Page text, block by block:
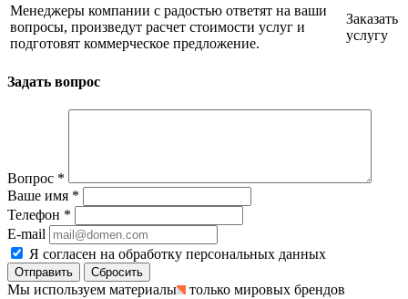
Менеджеры компании с радостью ответят на ваши
вопросы, произведут расчет стоимости услуг и
подготовят коммерческое предложение.
Заказать
услугу
Задать вопрос
Вопрос *
Ваше имя *
Телефон *
E-mail
Я согласен на обработку персональных данных
Сбросить
Мы используем материалы только мировых брендов